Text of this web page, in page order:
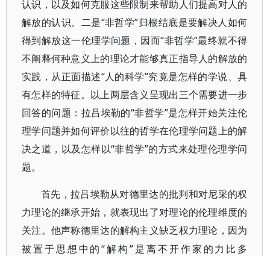
认识，以及如何克服这些限制来帮助人们提高对人的
解放的认识。二是“非哲学”归根结底是要解决人如何
得到解放这一伦理学问题，因而“非哲学”最终就不得
不阐释何种意义上的理论才能够真正指导人的解放的
实践，从正面描述“人的科学”究竟是怎样的学说、具
有怎样的特征。以上两层含义呈现出三个需要进一步
回答的问题：拉吕埃勒的“非哲学”是怎样开始关注伦
理学问题并如何评价以往的哲学在伦理学问题上的解
决之道，以及怎样以“非哲学”的方式来处理伦理学问
题。
首先，拉吕埃勒从对德里达的批判和对尼采的权
力理论的继承开始，就表现出了对理论的伦理维度的
关注。他声称德里达的解构主义缺乏权力理论，因为
被置于思想中的“解构”是离不开作家的力比多